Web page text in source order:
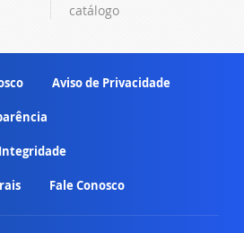
catálogo
Aviso de Privacidade
Fale Conosco